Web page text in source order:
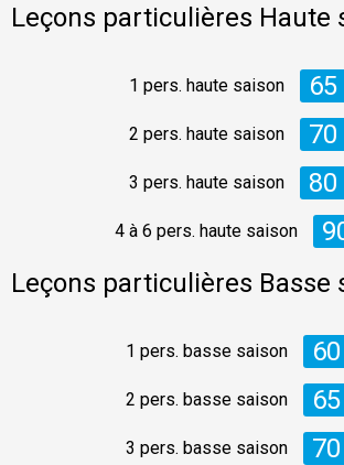
Leçons particulières Haute
1 pers. haute saison 65
2 pers. haute saison 70
3 pers. haute saison 80
4 à 6 pers. haute saison
Leçons particulières Basse
1 pers. basse saison
2 pers. basse saison
3 pers. basse saison